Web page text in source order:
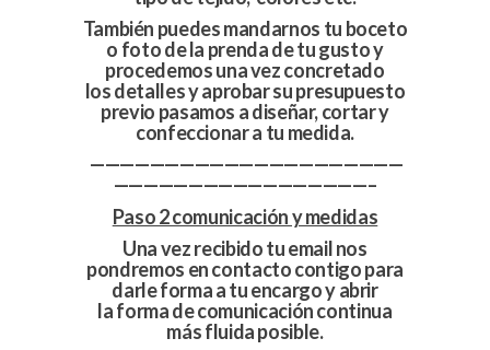
También puedes mandarnos tu boceto
o foto de la prenda de tu gusto y
procedemos una vez concretado
los detalles y aprobar su presupuesto
previo pasamos a diseñar, cortar y
confeccionar a tu medida.
—————————————————————
—————————————————–
Paso 2 comunicación y medidas
Una vez recibido tu email nos
pondremos en contacto contigo para
darle forma a tu encargo y abrir
la forma de comunicación continua
más fluida posible.